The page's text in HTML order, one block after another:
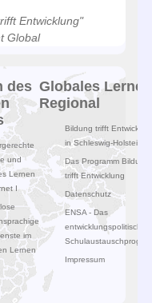
Entwicklung"
Global
des
und
Lernen
I
im
Lernen
Globales Lernen
Regional
Bildung trifft
in Schleswig-Holstein
Das Programm Bildung
trifft Entwicklung
Datenschutz
ENSA - Das
entwicklungspolitische
Impressum